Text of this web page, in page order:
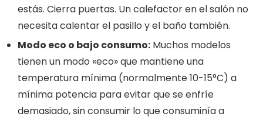
estás. Cierra puertas. Un calefactor en el salón no
necesita calentar el pasillo y el baño también.
Modo eco o bajo consumo: Muchos modelos
tienen un modo «eco» que mantiene una
temperatura mínima (normalmente 10-15°C) a
mínima potencia para evitar que se enfríe
demasiado, sin consumir lo que consuminía a